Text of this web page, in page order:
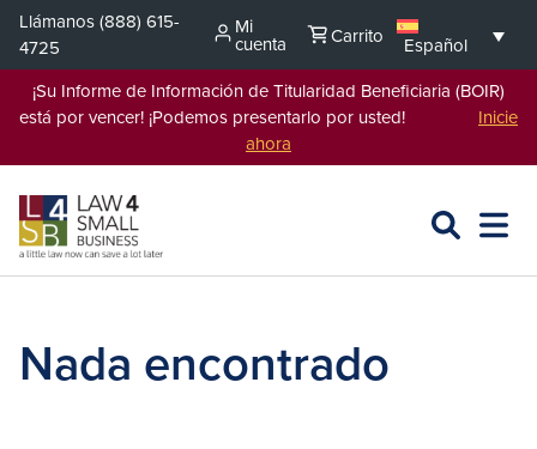
Saltar
contenido
Llámanos(888) 615-
4725
Mi
cuenta Carrito
Español
¡Su Informe de Información de Titularidad Beneficiaria (BOIR)
está por vencer! ¡Podemos presentarlo por usted! Inicie
ahora
BUSCAR
L4SB
ABRIR
Nada encontrado